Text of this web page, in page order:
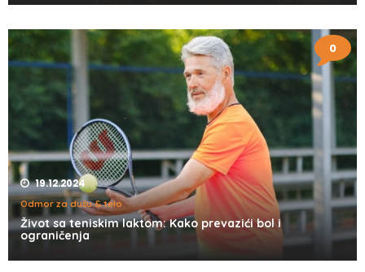
0
19.12.2024
Odmor za dušu & telo
Život sa teniskim laktom: Kako prevazići bol i
ograničenja